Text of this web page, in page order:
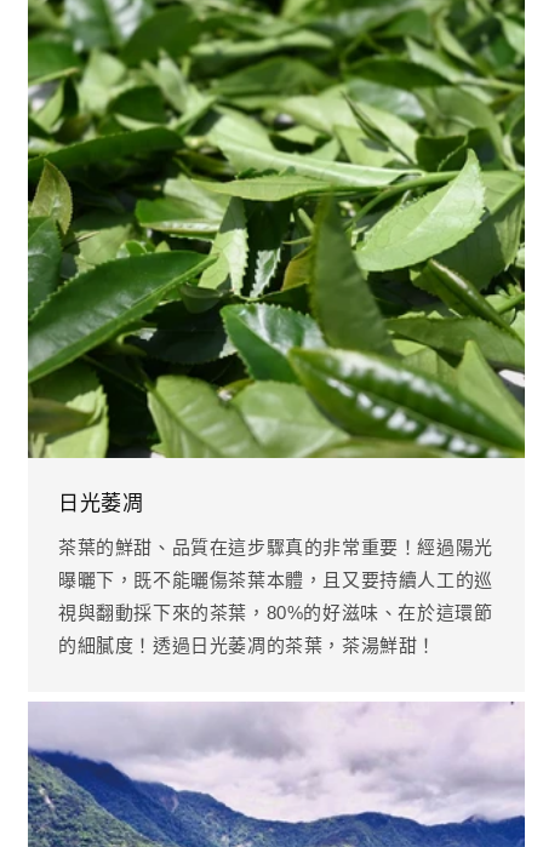
日光萎凋
茶葉的鮮甜、品質在這步驟真的非常重要！經過陽光
曝曬下，既不能曬傷茶葉本體，且又要持續人工的巡
視與翻動採下來的茶葉，80%的好滋味、在於這環節
的細膩度！透過日光萎凋的茶葉，茶湯鮮甜！